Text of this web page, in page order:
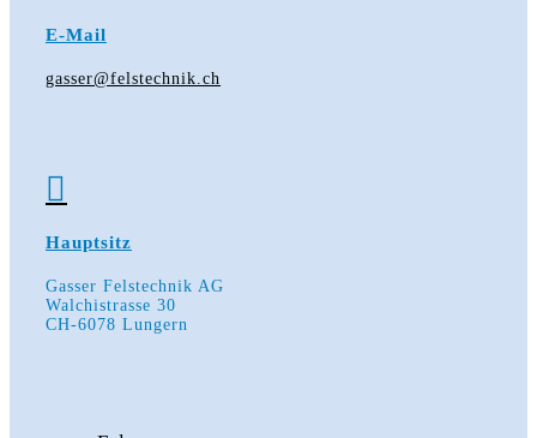
E-Mail
gasser@felstechnik.ch

Hauptsitz
Gasser Felstechnik AG
Walchistrasse 30
CH-6078 Lungern